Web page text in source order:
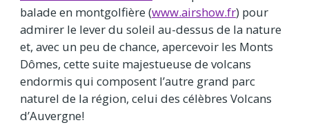
balade en montgolfière (www.airshow.fr) pour
admirer le lever du soleil au-dessus de la nature
et, avec un peu de chance, apercevoir les Monts
Dômes, cette suite majestueuse de volcans
endormis qui composent l’autre grand parc
naturel de la région, celui des célèbres Volcans
d’Auvergne!